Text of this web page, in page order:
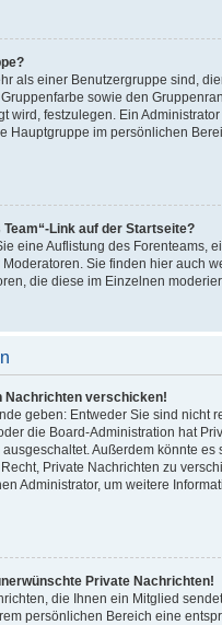
als einer Benutzergruppe sind,
sowie den
wird, festzulegen. Ein
Hauptgruppe im persönlichen
Link auf der Startseite?
eine Auflistung des Forenteams,
Sie finden hier auch
die diese im Einzelnen
Nachrichten verschicken!
geben: Entweder Sie sind nicht
die Board-Administration hat
Außerdem könnte es
Private Nachrichten zu
Administrator, um weitere
Private Nachrichten!
die Ihnen ein Mitglied
persönlichen Bereich eine